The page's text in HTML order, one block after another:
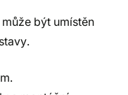
být umístěn